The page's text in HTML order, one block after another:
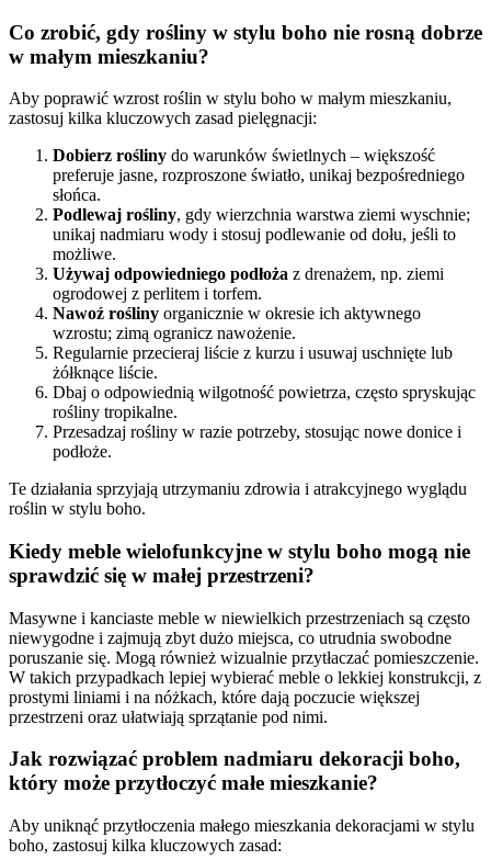
Co zrobić, gdy rośliny w stylu boho nie rosną dobrze
w małym mieszkaniu?
Aby poprawić wzrost roślin w stylu boho w małym mieszkaniu,
zastosuj kilka kluczowych zasad pielęgnacji:
Dobierz rośliny do warunków świetlnych – większość
preferuje jasne, rozproszone światło, unikaj bezpośredniego
słońca.
Podlewaj rośliny, gdy wierzchnia warstwa ziemi wyschnie;
unikaj nadmiaru wody i stosuj podlewanie od dołu, jeśli to
możliwe.
Używaj odpowiedniego podłoża z drenażem, np. ziemi
ogrodowej z perlitem i torfem.
Nawoź rośliny organicznie w okresie ich aktywnego
wzrostu; zimą ogranicz nawożenie.
Regularnie przecieraj liście z kurzu i usuwaj uschnięte lub
żółknące liście.
Dbaj o odpowiednią wilgotność powietrza, często spryskując
rośliny tropikalne.
Przesadzaj rośliny w razie potrzeby, stosując nowe donice i
podłoże.
Te działania sprzyjają utrzymaniu zdrowia i atrakcyjnego wyglądu
roślin w stylu boho.
Kiedy meble wielofunkcyjne w stylu boho mogą nie
sprawdzić się w małej przestrzeni?
Masywne i kanciaste meble w niewielkich przestrzeniach są często
niewygodne i zajmują zbyt dużo miejsca, co utrudnia swobodne
poruszanie się. Mogą również wizualnie przytłaczać pomieszczenie.
W takich przypadkach lepiej wybierać meble o lekkiej konstrukcji, z
prostymi liniami i na nóżkach, które dają poczucie większej
przestrzeni oraz ułatwiają sprzątanie pod nimi.
Jak rozwiązać problem nadmiaru dekoracji boho,
który może przytłoczyć małe mieszkanie?
Aby uniknąć przytłoczenia małego mieszkania dekoracjami w stylu
boho, zastosuj kilka kluczowych zasad: